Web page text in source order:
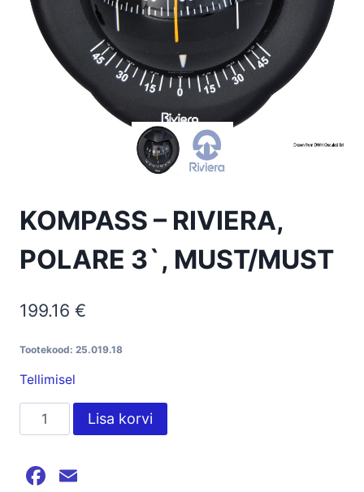
KOMPASS – RIVIERA,
POLARE 3`, MUST/MUST
199.16 €
Tootekood: 25.019.18
Tellimisel
KOMPASS
-
POLARE
Lisa korvi
Facebook